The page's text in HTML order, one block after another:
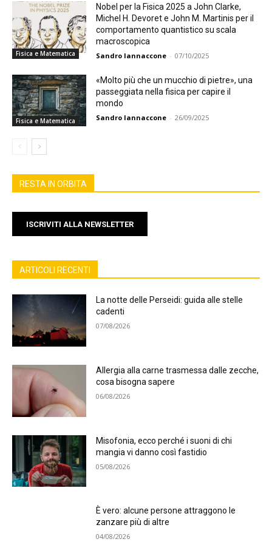
Fisica e Matematica
Nobel per la Fisica 2025 a John Clarke,
Michel H. Devoret e John M. Martinis per il
comportamento quantistico su scala
macroscopica
Sandro Iannaccone - 07/10/2025
Fisica e Matematica
«Molto più che un mucchio di pietre», una
passeggiata nella fisica per capire il
mondo
Sandro Iannaccone - 26/09/2025
RESTA IN ORBITA
ISCRIVITI ALLA NEWSLETTER
ARTICOLI RECENTI
La notte delle Perseidi: guida alle stelle
cadenti
07/08/2026
Allergia alla carne trasmessa dalle zecche,
cosa bisogna sapere
06/08/2026
Misofonia, ecco perché i suoni di chi
mangia vi danno così fastidio
05/08/2026
È vero: alcune persone attraggono le
zanzare più di altre
04/08/2026